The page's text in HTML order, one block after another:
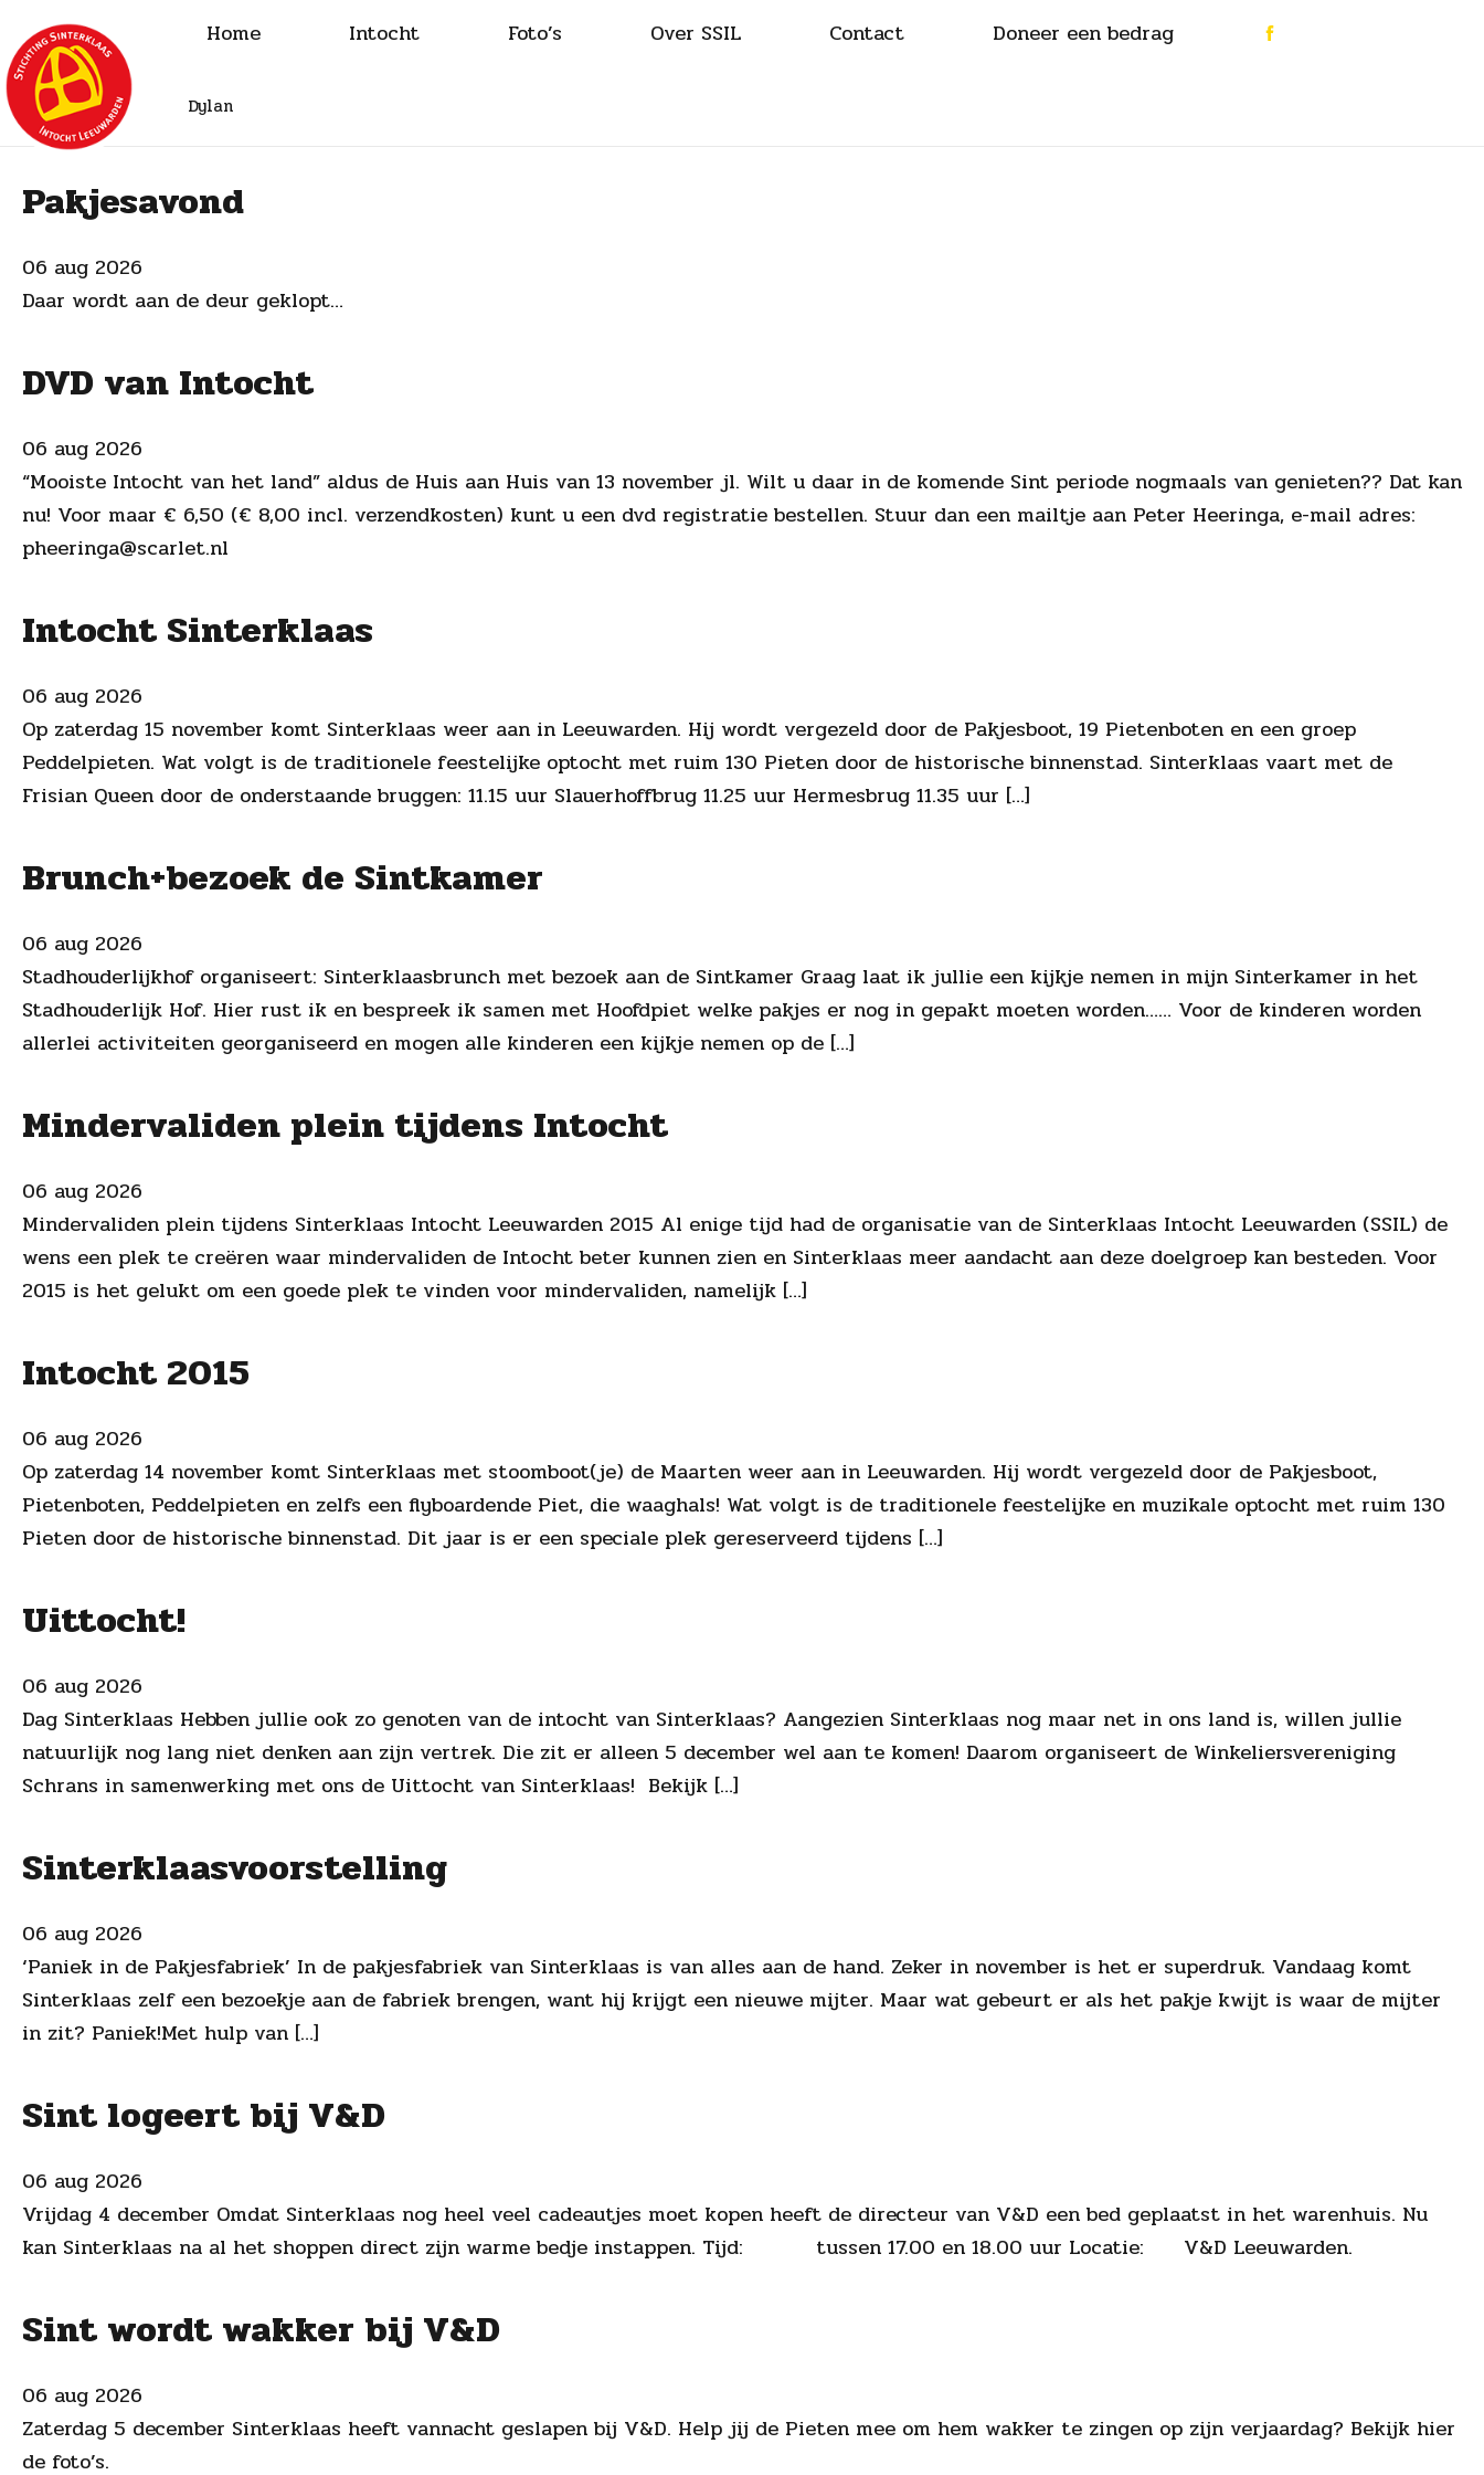
Home Intocht Foto’s Over SSIL Contact Doneer een bedrag
Dylan
Pakjesavond
06 aug 2026
Daar wordt aan de deur geklopt…
DVD van Intocht
06 aug 2026
“Mooiste Intocht van het land” aldus de Huis aan Huis van 13 november jl. Wilt u daar in de komende Sint periode nogmaals van genieten?? Dat kan
nu! Voor maar € 6,50 (€ 8,00 incl. verzendkosten) kunt u een dvd registratie bestellen. Stuur dan een mailtje aan Peter Heeringa, e-mail adres:
pheeringa@scarlet.nl
Intocht Sinterklaas
06 aug 2026
Op zaterdag 15 november komt Sinterklaas weer aan in Leeuwarden. Hij wordt vergezeld door de Pakjesboot, 19 Pietenboten en een groep
Peddelpieten. Wat volgt is de traditionele feestelijke optocht met ruim 130 Pieten door de historische binnenstad. Sinterklaas vaart met de
Frisian Queen door de onderstaande bruggen: 11.15 uur Slauerhoffbrug 11.25 uur Hermesbrug 11.35 uur […]
Brunch+bezoek de Sintkamer
06 aug 2026
Stadhouderlijkhof organiseert: Sinterklaasbrunch met bezoek aan de Sintkamer Graag laat ik jullie een kijkje nemen in mijn Sinterkamer in het
Stadhouderlijk Hof. Hier rust ik en bespreek ik samen met Hoofdpiet welke pakjes er nog in gepakt moeten worden…… Voor de kinderen worden
allerlei activiteiten georganiseerd en mogen alle kinderen een kijkje nemen op de […]
Mindervaliden plein tijdens Intocht
06 aug 2026
Mindervaliden plein tijdens Sinterklaas Intocht Leeuwarden 2015 Al enige tijd had de organisatie van de Sinterklaas Intocht Leeuwarden (SSIL) de
wens een plek te creëren waar mindervaliden de Intocht beter kunnen zien en Sinterklaas meer aandacht aan deze doelgroep kan besteden. Voor
2015 is het gelukt om een goede plek te vinden voor mindervaliden, namelijk […]
Intocht 2015
06 aug 2026
Op zaterdag 14 november komt Sinterklaas met stoomboot(je) de Maarten weer aan in Leeuwarden. Hij wordt vergezeld door de Pakjesboot,
Pietenboten, Peddelpieten en zelfs een flyboardende Piet, die waaghals! Wat volgt is de traditionele feestelijke en muzikale optocht met ruim 130
Pieten door de historische binnenstad. Dit jaar is er een speciale plek gereserveerd tijdens […]
Uittocht!
06 aug 2026
Dag Sinterklaas Hebben jullie ook zo genoten van de intocht van Sinterklaas? Aangezien Sinterklaas nog maar net in ons land is, willen jullie
natuurlijk nog lang niet denken aan zijn vertrek. Die zit er alleen 5 december wel aan te komen! Daarom organiseert de Winkeliersvereniging
Schrans in samenwerking met ons de Uittocht van Sinterklaas! Bekijk […]
Sinterklaasvoorstelling
06 aug 2026
‘Paniek in de Pakjesfabriek’ In de pakjesfabriek van Sinterklaas is van alles aan de hand. Zeker in november is het er superdruk. Vandaag komt
Sinterklaas zelf een bezoekje aan de fabriek brengen, want hij krijgt een nieuwe mijter. Maar wat gebeurt er als het pakje kwijt is waar de mijter
in zit? Paniek!Met hulp van […]
Sint logeert bij V&D
06 aug 2026
Vrijdag 4 december Omdat Sinterklaas nog heel veel cadeautjes moet kopen heeft de directeur van V&D een bed geplaatst in het warenhuis. Nu
kan Sinterklaas na al het shoppen direct zijn warme bedje instappen. Tijd: tussen 17.00 en 18.00 uur Locatie: V&D Leeuwarden.
Sint wordt wakker bij V&D
06 aug 2026
Zaterdag 5 december Sinterklaas heeft vannacht geslapen bij V&D. Help jij de Pieten mee om hem wakker te zingen op zijn verjaardag? Bekijk hier
de foto’s.